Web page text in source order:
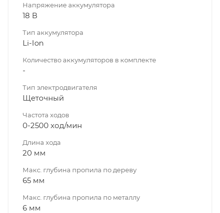
Напряжение аккумулятора
18 В
Тип аккумулятора
Li-Ion
Количество аккумуляторов в комплекте
-
Тип электродвигателя
Щеточный
Частота ходов
0-2500 ход/мин
Длина хода
20 мм
Макс. глубина пропила по дереву
65 мм
Макс. глубина пропила по металлу
6 мм